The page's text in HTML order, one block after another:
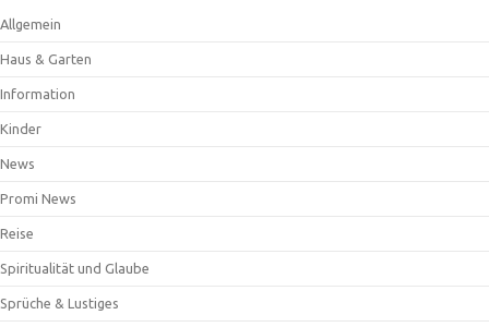
Allgemein
Haus & Garten
Information
Kinder
News
Promi News
Reise
Spiritualität und Glaube
Sprüche & Lustiges